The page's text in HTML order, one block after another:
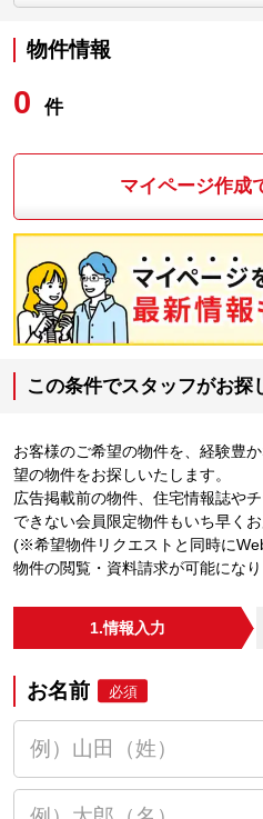
物件情報
0 件
マイページ作成
この条件でスタッフがお探
お客様のご希望の物件を、経験豊
望の物件をお探しいたします。
広告掲載前の物件、住宅情報誌や
できない会員限定物件もいち早くお
(※希望物件リクエストと同時に
物件の閲覧・資料請求が可能にな
1.情報入力
お名前 必須